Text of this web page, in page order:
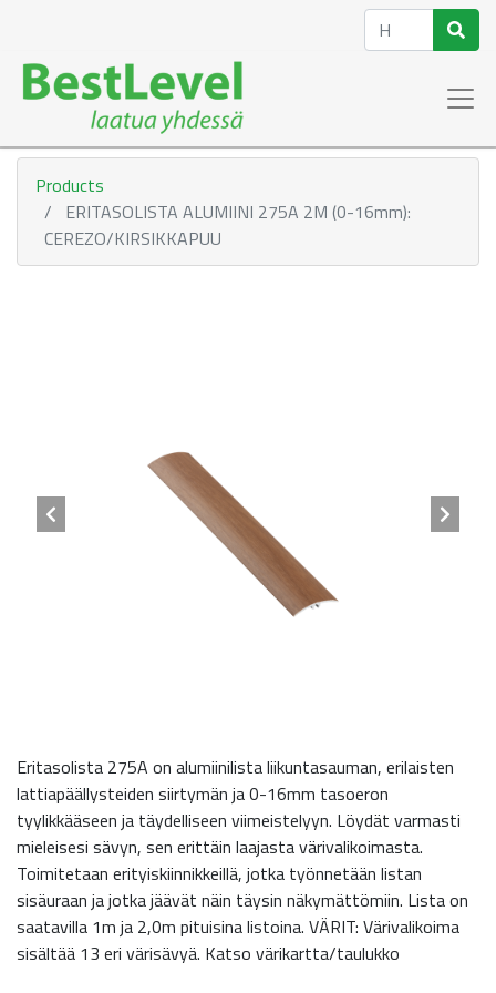
Products
ERITASOLISTA ALUMIINI 275A 2M (0-16mm):
CEREZO/KIRSIKKAPUU
Eritasolista 275A on alumiinilista liikuntasauman, erilaisten
lattiapäällysteiden siirtymän ja 0-16mm tasoeron
tyylikkääseen ja täydelliseen viimeistelyyn. Löydät varmasti
mieleisesi sävyn, sen erittäin laajasta värivalikoimasta.
Toimitetaan erityiskiinnikkeillä, jotka työnnetään listan
sisäuraan ja jotka jäävät näin täysin näkymättömiin. Lista on
saatavilla 1m ja 2,0m pituisina listoina. VÄRIT: Värivalikoima
sisältää 13 eri värisävyä. Katso värikartta/taulukko